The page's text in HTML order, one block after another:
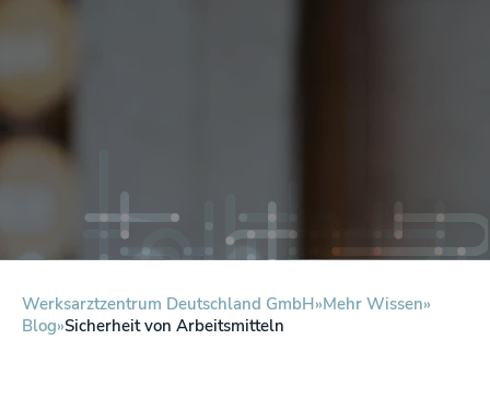
Werksarztzentrum Deutschland GmbH Mehr Wissen
Blog Sicherheit von Arbeitsmitteln